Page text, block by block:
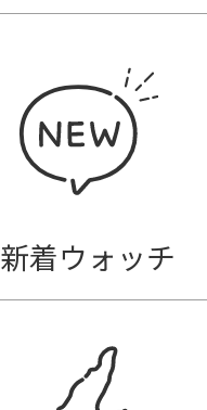
新着ウォッチ